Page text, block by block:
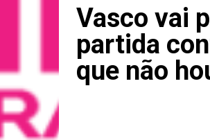
Vasco vai
partida
que não